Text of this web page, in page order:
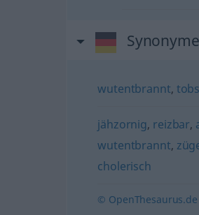
wutentbrannt,
jähzornig, reizbar,
wutentbrannt,
cholerisch
© OpenThesaurus.de